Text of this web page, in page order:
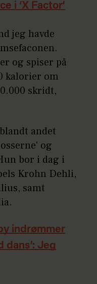
i ‘X Factor’
jeg havde
og spiser på
kalorier om
skridt,
andet
og
bor i dag i
Krohn Dehli,
samt
indrømmer
dans’: Jeg